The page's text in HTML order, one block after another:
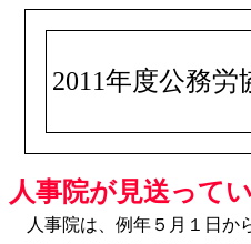
2011年度公務
人事院が見送って
人事院は、例年５月１日か